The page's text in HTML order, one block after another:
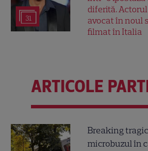
31
diferită.
avocat în noul
filmat în Italia
ARTICOLE
Breaking
microbuzul în